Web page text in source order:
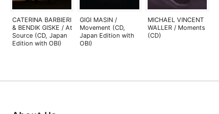
CATERINA BARBIERI
& BENDIK GISKE / At
Source (CD, Japan
Edition with OBI)
GIGI MASIN /
Movement (CD,
Japan Edition with
OBI)
MICHAEL VINCENT
WALLER / Moments
(CD)